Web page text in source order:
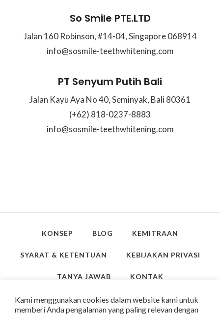
So Smile PTE.LTD
Jalan 160 Robinson, #14-04, Singapore 068914
info@sosmile-teethwhitening.com
PT Senyum Putih Bali
Jalan Kayu Aya No 40, Seminyak, Bali 80361
(+62) 818-0237-8883
info@sosmile-teethwhitening.com
KONSEP BLOG KEMITRAAN
SYARAT & KETENTUAN KEBIJAKAN PRIVASI
TANYA JAWAB KONTAK
Kami menggunakan cookies dalam website kami untuk
memberi Anda pengalaman yang paling relevan dengan